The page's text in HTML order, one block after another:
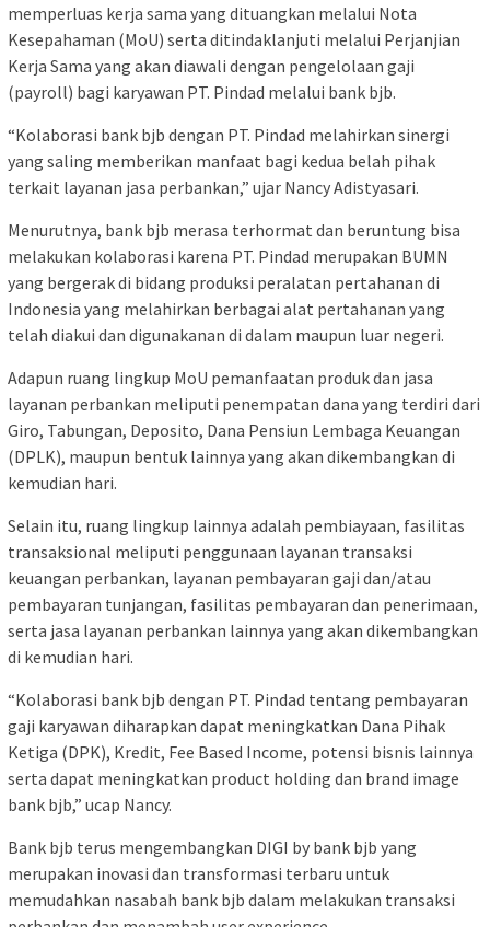
memperluas kerja sama yang dituangkan melalui Nota
Kesepahaman (MoU) serta ditindaklanjuti melalui Perjanjian
Kerja Sama yang akan diawali dengan pengelolaan gaji
(payroll) bagi karyawan PT. Pindad melalui bank bjb.
“Kolaborasi bank bjb dengan PT. Pindad melahirkan sinergi
yang saling memberikan manfaat bagi kedua belah pihak
terkait layanan jasa perbankan,” ujar Nancy Adistyasari.
Menurutnya, bank bjb merasa terhormat dan beruntung bisa
melakukan kolaborasi karena PT. Pindad merupakan BUMN
yang bergerak di bidang produksi peralatan pertahanan di
Indonesia yang melahirkan berbagai alat pertahanan yang
telah diakui dan digunakanan di dalam maupun luar negeri.
Adapun ruang lingkup MoU pemanfaatan produk dan jasa
layanan perbankan meliputi penempatan dana yang terdiri dari
Giro, Tabungan, Deposito, Dana Pensiun Lembaga Keuangan
(DPLK), maupun bentuk lainnya yang akan dikembangkan di
kemudian hari.
Selain itu, ruang lingkup lainnya adalah pembiayaan, fasilitas
transaksional meliputi penggunaan layanan transaksi
keuangan perbankan, layanan pembayaran gaji dan/atau
pembayaran tunjangan, fasilitas pembayaran dan penerimaan,
serta jasa layanan perbankan lainnya yang akan dikembangkan
di kemudian hari.
“Kolaborasi bank bjb dengan PT. Pindad tentang pembayaran
gaji karyawan diharapkan dapat meningkatkan Dana Pihak
Ketiga (DPK), Kredit, Fee Based Income, potensi bisnis lainnya
serta dapat meningkatkan product holding dan brand image
bank bjb,” ucap Nancy.
Bank bjb terus mengembangkan DIGI by bank bjb yang
merupakan inovasi dan transformasi terbaru untuk
memudahkan nasabah bank bjb dalam melakukan transaksi